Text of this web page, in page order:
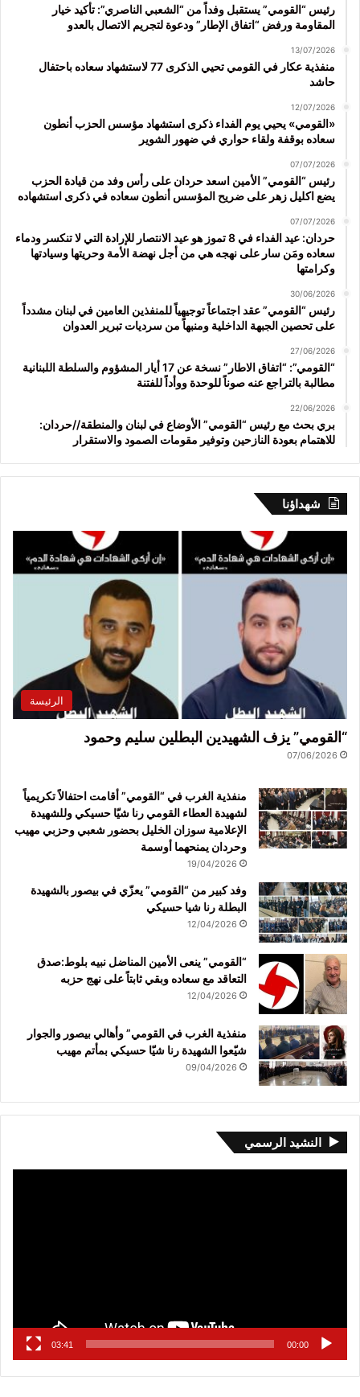
رئيس “القومي” يستقبل وفداً من “الشعبي الناصري”: تأكيد خيار
المقاومة ورفض “اتفاق الإطار” ودعوة لتجريم الاتصال بالعدو
13/07/2026
منفذية عكار في القومي تحيي الذكرى 77 لاستشهاد سعاده باحتفال
حاشد
12/07/2026
«القومي» يحيي يوم الفداء ذكرى استشهاد مؤسس الحزب أنطون
سعاده بوقفة ولقاء حواري في ضهور الشوير
07/07/2026
رئيس “القومي” الأمين اسعد حردان على رأس وفد من قيادة الحزب
يضع اكليل زهر على ضريح المؤسس أنطون سعاده في ذكرى استشهاده
07/07/2026
حردان: عيد الفداء في 8 تموز هو عيد الانتصار للإرادة التي لا تنكسر ودماء
سعاده ومَن سار على نهجه هي من أجل نهضة الأمة وحريتها وسيادتها
وكرامتها
30/06/2026
رئيس “القومي” عقد اجتماعاً توجيهياً للمنفذين العامين في لبنان مشدداً
على تحصين الجبهة الداخلية ومنبهاً من سرديات تبرير العدوان
27/06/2026
“القومي”: “اتفاق الاطار” نسخة عن 17 أيار المشؤوم والسلطة اللبنانية
مطالبة بالتراجع عنه صوناً للوحدة ووأداً للفتنة
22/06/2026
بري بحث مع رئيس “القومي” الأوضاع في لبنان والمنطقة//حردان:
للاهتمام بعودة النازحين وتوفير مقومات الصمود والاستقرار
شهداؤنا
الرئيسة
“القومي” يزف الشهيدين البطلين سليم وحمود
07/06/2026
منفذية الغرب في “القومي” أقامت احتفالاً تكريمياً
لشهيدة العطاء القومي رنا شيّا حسيكي وللشهيدة
الإعلامية سوزان الخليل بحضور شعبي وحزبي مهيب
وحردان يمنحهما أوسمة
19/04/2026
وفد كبير من “القومي” يعزّي في بيصور بالشهيدة
البطلة رنا شيا حسيكي
12/04/2026
“القومي” ينعى الأمين المناضل نبيه بلوط:صدق
التعاقد مع سعاده وبقي ثابتاً على نهج حزبه
12/04/2026
منفذية الغرب في القومي” وأهالي بيصور والجوار
شيّعوا الشهيدة رنا شيّا حسيكي بمأتم مهيب
09/04/2026
النشيد الرسمي
00:00
03:41